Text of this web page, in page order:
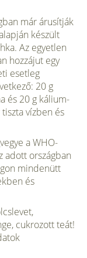
már árusítják
készült
Az egyetlen
hozzá­jut egy
esetleg
20 g
és 20 g kálium-
vízben és
a WHO-
adott országban
mindenütt
és
cukrozott teát!